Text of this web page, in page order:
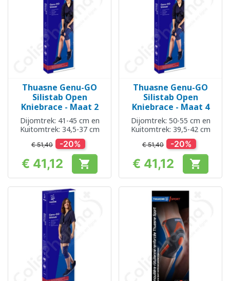
Thuasne Genu-GO
Silistab Open
Kniebrace - Maat 2
Dijomtrek: 41-45 cm en
Kuitomtrek: 34,5-37 cm
€ 51,40 -20%
Prijs
€ 41,12 
Thuasne Genu-GO
Silistab Open
Kniebrace - Maat 4
Dijomtrek: 50-55 cm en
Kuitomtrek: 39,5-42 cm
€ 51,40 -20%
Prijs
€ 41,12 